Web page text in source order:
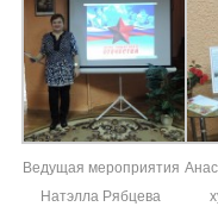
Ведущая мероприятия
Натэлла Рябцева